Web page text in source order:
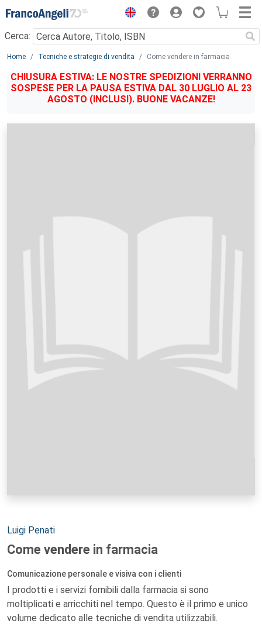
Menu
Cerca:
Main content
Home Tecniche e strategie di vendita Come vendere in farmacia
CHIUSURA ESTIVA: LE NOSTRE SPEDIZIONI VERRANNO
SOSPESE PER LA PAUSA ESTIVA DAL 30 LUGLIO AL 23
AGOSTO (INCLUSI). BUONE VACANZE!
Autori:
Luigi Penati
Come vendere in farmacia
Comunicazione personale e visiva con i clienti
I prodotti e i servizi fornibili dalla farmacia si sono
moltiplicati e arricchiti nel tempo. Questo è il primo e unico
volume dedicato alle tecniche di vendita utilizzabili.